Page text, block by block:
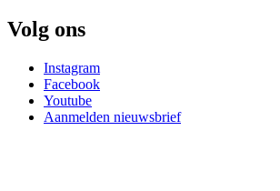
Volg ons
Instagram
Facebook
Youtube
Aanmelden nieuwsbrief